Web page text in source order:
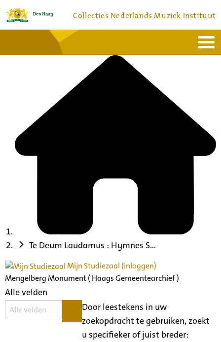
Collecties Nederlands Muziek Instituut
Bronnen en collecties
Te Deum Laudamus : Hymnes S...
Mijn Studiezaal (inloggen)
Mengelberg Monument ( Haags Gemeentearchief )
Alle velden
Door leestekens in uw
zoekopdracht te gebruiken, zoekt
u specifieker of juist breder: